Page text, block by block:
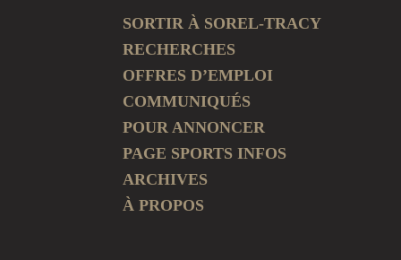
SORTIR À SOREL-TRACY
RECHERCHES
OFFRES D’EMPLOI
COMMUNIQUÉS
POUR ANNONCER
PAGE SPORTS INFOS
ARCHIVES
À PROPOS